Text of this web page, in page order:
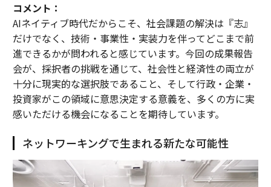
コメント：
AIネイティブ時代だからこそ、社会課題の解決は『志』
だけでなく、技術・事業性・実装力を伴ってどこまで前
進できるかが問われると感じています。今回の成果報告
会が、採択者の挑戦を通じて、社会性と経済性の両立が
十分に現実的な選択肢であること、そして行政・企業・
投資家がこの領域に意思決定する意義を、多くの方に実
感いただける機会になることを期待しています。
ネットワーキングで生まれる新たな可能性